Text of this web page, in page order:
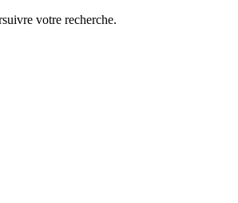
votre recherche.